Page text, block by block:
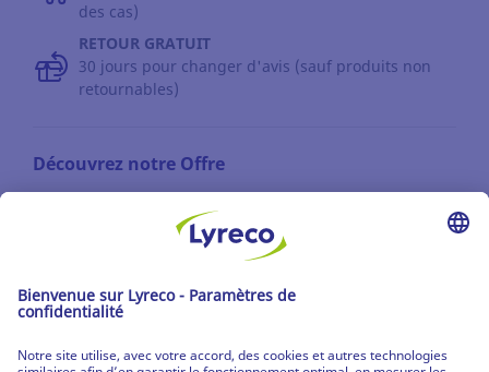
des cas)
RETOUR GRATUIT
30 jours pour changer d'avis (sauf produits non
retournables)
Découvrez notre Offre
Partenaire | de tous les lieux de travail
© Lyreco 2026